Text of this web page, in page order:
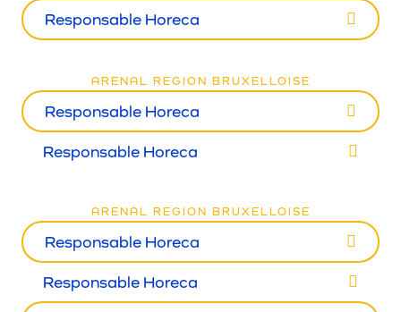
Responsable Horeca
ARENAL REGION BRUXELLOISE
Responsable Horeca
Responsable Horeca
ARENAL REGION BRUXELLOISE
Responsable Horeca
Responsable Horeca